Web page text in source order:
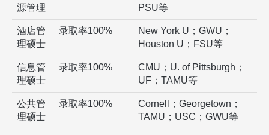
源管理
PSU等
酒店管
理硕士
录取率100%
New York U；GWU；
Houston U；FSU等
信息管
理硕士
录取率100%
CMU；U. of Pittsburgh；
UF；TAMU等
公共管
理硕士
录取率100%
Cornell；Georgetown；
TAMU；USC；GWU等